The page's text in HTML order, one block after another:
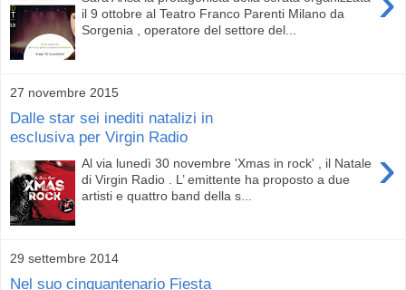
il 9 ottobre al Teatro Franco Parenti Milano da
Sorgenia , operatore del settore del...
27 novembre 2015
Dalle star sei inediti natalizi in
esclusiva per Virgin Radio
›
Al via lunedì 30 novembre 'Xmas in rock' , il Natale
di Virgin Radio . L’ emittente ha proposto a due
artisti e quattro band della s...
29 settembre 2014
Nel suo cinquantenario Fiesta